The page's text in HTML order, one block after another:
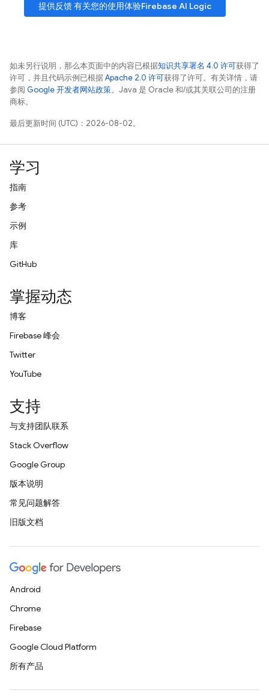
提供反馈 有关您的使用体验Firebase AI Logic
如未另行说明，那么本页面中的内容已根据知识共享署名 4.0 许可获得了
许可，并且代码示例已根据Apache 2.0 许可获得了许可。有关详情，请
参阅 Google 开发者网站政策。Java 是 Oracle 和/或其关联公司的注册
商标。
最后更新时间 (UTC)：2026-08-02。
学习
指南
参考
示例
库
GitHub
掌握动态
博客
Firebase 峰会
Twitter
YouTube
支持
与支持团队联系
Stack Overflow
Google Group
版本说明
常见问题解答
旧版文档
Android
Chrome
Firebase
Google Cloud Platform
所有产品